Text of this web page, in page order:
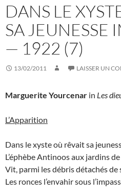
DANS LE
SA JEUNESSE
— 1922 (7)
13/02/2011 LAISSER UN
Marguerite Yourcenar in Les
L’Apparition
Dans le xyste où rêvait sa
L’éphèbe Antinoos aux jardins
Vit, parmi les débris détachés de
Les ronces l’envahir sous